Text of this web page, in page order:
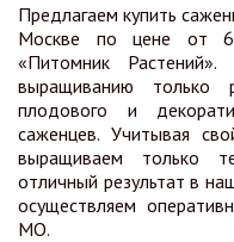
Предлагаем купить
Москве по цене от
«Питомник Растений».
выращиванию только
плодового и
саженцев. Учитывая
выращиваем только
отличный результат в
осуществляем
МО.